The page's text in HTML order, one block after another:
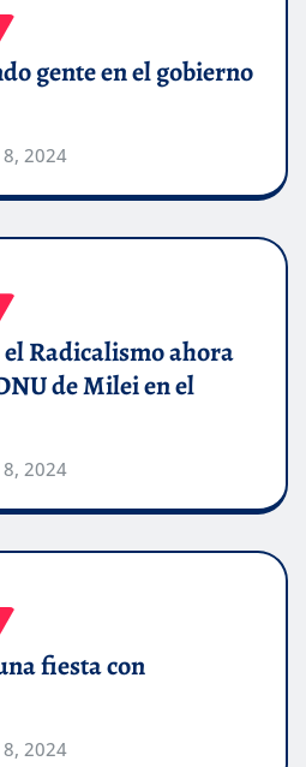
gente en el gobierno
8, 2024
Radicalismo ahora
de Milei en el
8, 2024
fiesta con
8, 2024